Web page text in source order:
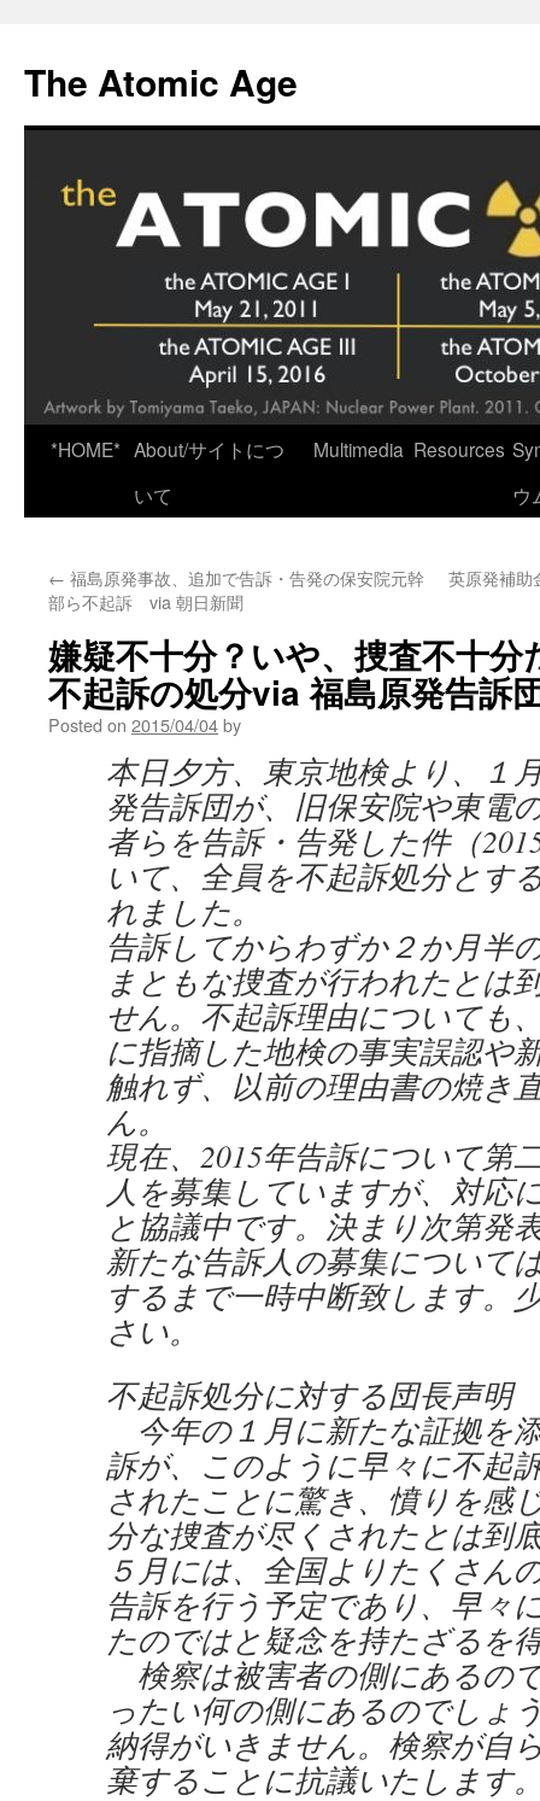
content
The Atomic Age
*HOME* About/サイトにつ
いて
Multimedia Resources
ウ
← 福島原発事故、追加で告訴・告発の保安院元幹
部ら不起訴 via 朝日新聞
英原発補
嫌疑不十分？いや、捜査不十
不起訴の処分via 福島原発告訴
Posted on 2015/04/04by
本日夕方、東京地検より、１
発告訴団が、旧保安院や東電
者らを告訴・告発した件（
いて、全員を不起訴処分とす
れました。
告訴してからわずか２か月半
まともな捜査が行われたとは
せん。不起訴理由についても
に指摘した地検の事実誤認や
触れず、以前の理由書の焼き
ん。
現在、2015年告訴について第
人を募集していますが、対応
と協議中です。決まり次第発
新たな告訴人の募集について
するまで一時中断致します。
さい。
不起訴処分に対する団長声明
今年の１月に新たな証拠を
訴が、このように早々に不起
されたことに驚き、憤りを感
分な捜査が尽くされたとは到
５月には、全国よりたくさん
告訴を行う予定であり、早々
たのではと疑念を持たざるを
検察は被害者の側にあるの
ったい何の側にあるのでしょ
納得がいきません。検察が自
棄することに抗議いたします